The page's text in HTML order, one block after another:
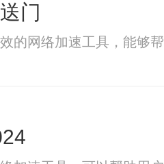
门
的网络加速工具，能够